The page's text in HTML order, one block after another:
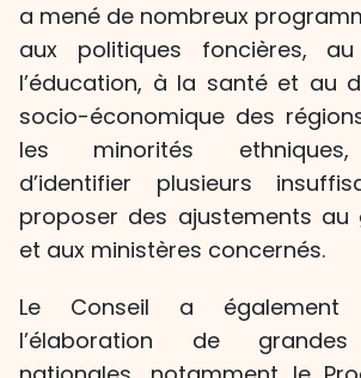
a mené de nombreux
aux politiques foncières,
l’éducation, à la santé et au
socio-économique des
les minorités
d’identifier plusieurs
proposer des ajustements au
et aux ministères concernés.
Le Conseil a également
l’élaboration de grandes